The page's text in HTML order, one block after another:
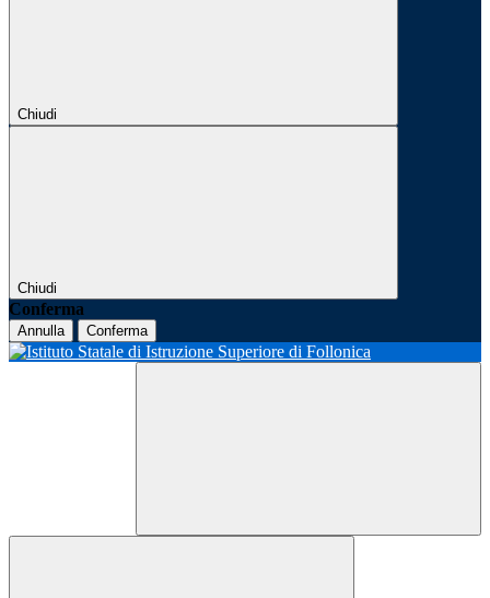
Chiudi
Chiudi
Conferma
Annulla Conferma